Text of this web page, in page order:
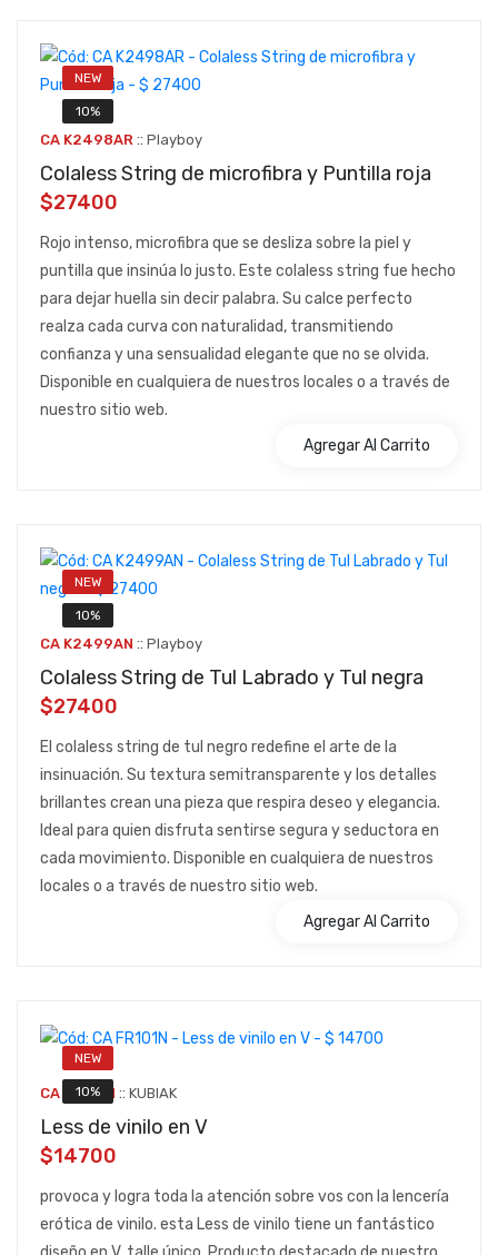
NEW
10%
CA K2498AR :: Playboy
Colaless String de microfibra y Puntilla roja
$27400
Rojo intenso, microfibra que se desliza sobre la piel y
puntilla que insinúa lo justo. Este colaless string fue hecho
para dejar huella sin decir palabra. Su calce perfecto
realza cada curva con naturalidad, transmitiendo
confianza y una sensualidad elegante que no se olvida.
Disponible en cualquiera de nuestros locales o a través de
nuestro sitio web.
Agregar Al Carrito
NEW
10%
CA K2499AN :: Playboy
Colaless String de Tul Labrado y Tul negra
$27400
El colaless string de tul negro redefine el arte de la
insinuación. Su textura semitransparente y los detalles
brillantes crean una pieza que respira deseo y elegancia.
Ideal para quien disfruta sentirse segura y seductora en
cada movimiento. Disponible en cualquiera de nuestros
locales o a través de nuestro sitio web.
Agregar Al Carrito
NEW
10%
CA FR101N :: KUBIAK
Less de vinilo en V
$14700
provoca y logra toda la atención sobre vos con la lencería
erótica de vinilo. esta Less de vinilo tiene un fantástico